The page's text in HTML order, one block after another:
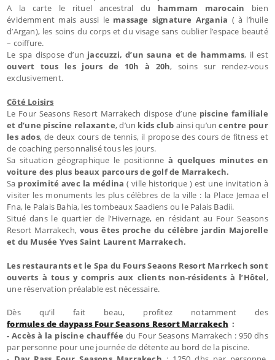
A la carte le rituel ancestral du hammam marocain bien
évidemment mais aussi le massage signature Argania ( à l’huile
d’Argan), les soins du corps et du visage sans oublier l’espace beauté
– coiffure.
Le spa dispose d’un jaccuzzi, d’un sauna et de hammams, il est
ouvert tous les jours de 10h à 20h, soins sur rendez-vous
exclusivement.
Côté Loisirs
Le Four Seasons Resort Marrakech dispose d’une piscine familiale
et d’une piscine relaxante, d’un kids club ainsi qu’uncentre pour
les ados, de deux cours de tennis, il propose des cours de fitness et
de coaching personnalisé tous les jours.
Sa situation géographique le positionneà quelques minutes en
voiture des plus beaux parcours de golf de Marrakech.
Sa proximité avec la médina ( ville historique ) est une invitation à
visiter les monuments les plus célèbres de la ville : la Place Jemaa el
Fna, le Palais Bahia, les tombeaux Saadiens ou le Palais Badii.
Situé dans le quartier de l’Hivernage, en résidant au Four Seasons
Resort Marrakech, vous êtes proche du célèbre jardin Majorelle
et du Musée Yves Saint Laurent Marrakech.
Les restaurants et le Spa du Fours Seaons Resort Marrkech sont
ouverts à tous y compris aux clients non-résidents à l’Hôtel,
une réservation préalable est nécessaire.
Dès qu’il fait beau, profitez notamment des
formules de daypass Four Seasons Resort Marrakech :
-Accès à la piscine chauffée du Four Seasons Marrakech : 950 dhs
par personne pour une journée de détente au bord de la piscine.